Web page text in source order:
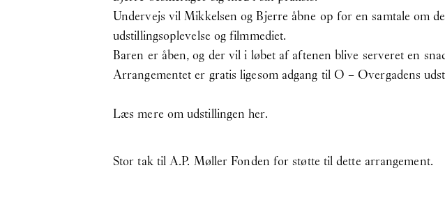
Undervejs vil Mikkelsen og Bjerre åbne op for en samtale om
udstillingsoplevelse og filmmediet.
Baren er åben, og der vil i løbet af aftenen blive serveret en
Arrangementet er gratis ligesom adgang til O – Overgadens
Læs mere om udstillingenher.
Stor tak til A.P. Møller Fonden for støtte til dette arrangement.